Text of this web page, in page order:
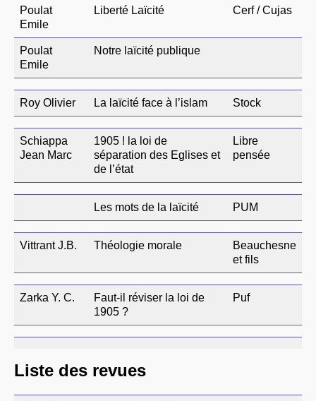
Poulat
Emile
Liberté Laïcité Cerf / Cujas
Poulat
Emile
Notre laïcité publique
Roy Olivier La laïcité face à l’islam Stock
Schiappa
Jean Marc
1905 ! la loi de
séparation des Eglises et
de l’état
Libre
pensée
Les mots de la laïcité PUM
Vittrant J.B. Théologie morale
Beauchesne
et fils
Zarka Y. C.
Faut-il réviser la loi de
1905 ?
Puf
Liste des revues